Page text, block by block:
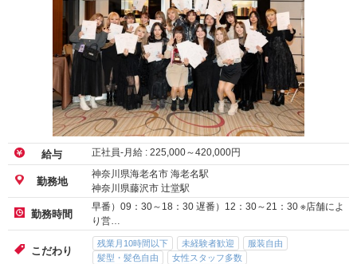
給与 正社員-月給 : 225,000～420,000円
勤務地
神奈川県海老名市 海老名駅
神奈川県藤沢市 辻堂駅
勤務時間
早番）09：30～18：30 遅番）12：30～21：30 ※店舗によ
り営…
こだわり
残業月10時間以下 未経験者歓迎
服装自由
髪型・髪色自由
女性スタッフ多数